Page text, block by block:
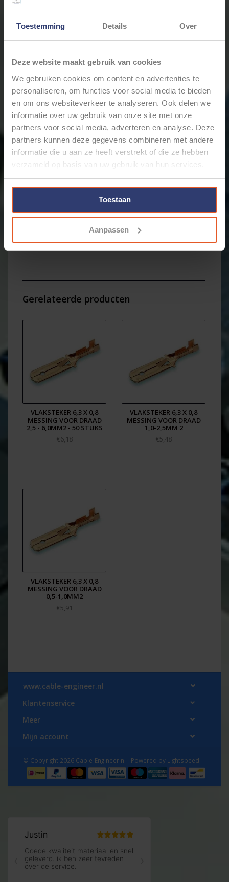
Toestemming Details Over
Deze website maakt gebruik van cookies
We gebruiken cookies om content en advertenties te
personaliseren, om functies voor social media te bieden
en om ons websiteverkeer te analyseren. Ook delen we
informatie over uw gebruik van onze site met onze
partners voor social media, adverteren en analyse. Deze
partners kunnen deze gegevens combineren met andere
informatie die u aan ze heeft verstrekt of die ze hebben
verzameld op basis van uw gebruik van hun services.
Toestaan
Aanpassen
Toevoegen om te vergelijken
Informatie Reviews(0)
Artikelnummer: CEHM-8Z
Voorraad:
1373
Multi-connector / multi-stekker voor mannelijke
vlakstekers / schuifstekkers - 8-pos. - 6,3 x 0,8mm -
Nylon connector voor mannelijke disconnectors /
vlaksteker / schuifstekker / vlakke stekkers voor
draden van 0,05 t/m 6,0mm2.
Dit is een losse connector zonder de kabelschoen of
Gerelateerde producten
VLAKSTEKER 6,3 X 0,8
MESSING VOOR DRAAD
2,5 - 6,0MM2 - 50 STUKS
€6,18
VLAKSTEKER 6,3 X 0,8
MESSING VOOR DRAAD
1,0-2,5MM 2
€5,48
VLAKSTEKER 6,3 X 0,8
MESSING VOOR DRAAD
0,5-1,0MM2
€5,91
www.cable-engineer.nl
Klantenservice
Meer
Mijn account
© Copyright 2026 Cable-Engineer.nl - Powered by Lightspeed